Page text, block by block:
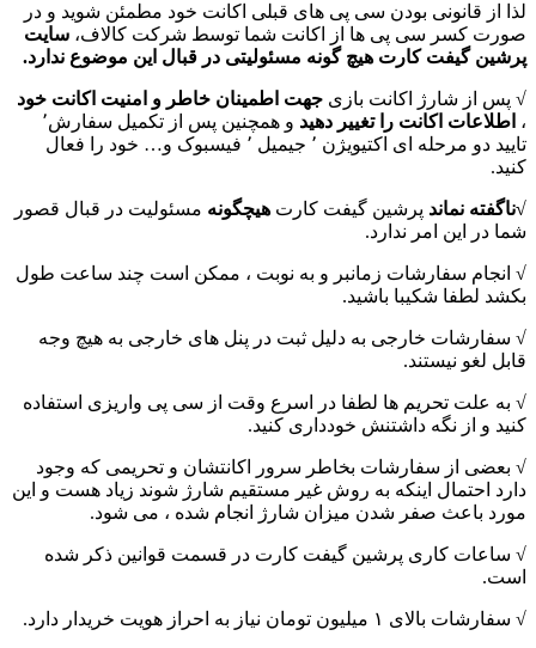
لذا از قانونی بودن سی پی های قبلی اکانت خود مطمئن شوید و در
صورت کسر سی پی ها از اکانت شما توسط شرکت کالاف، سایت
پرشین گیفت کارت هیچ گونه مسئولیتی در قبال این موضوع ندارد.
√ پس از شارژ اکانت بازی جهت اطمینان خاطر و امنیت اکانت خود
، اطلاعات اکانت را تغییر دهید
و همچنین پس از تکمیل سفارش٬
تایید دو مرحله ای اکتیویژن ٬ جیمیل ٬ فیسبوک و… خود را فعال
کنید.
√ناگفته نماند پرشین گیفت کارت هیچگونه مسئولیت در قبال قصور
شما در این امر ندارد.
√ انجام سفارشات زمانبر و به نوبت ، ممکن است چند ساعت طول
بکشد لطفا شکیبا باشید.
√ سفارشات خارجی به دلیل ثبت در پنل های خارجی به هیچ وجه
قابل لغو نیستند.
√ به علت تحریم ها لطفا در اسرع وقت از سی پی واریزی استفاده
کنید و از نگه داشتنش خودداری کنید.
√ بعضی از سفارشات بخاطر سرور اکانتشان و تحریمی که وجود
دارد احتمال اینکه به روش غیر مستقیم شارژ شوند زیاد هست و این
مورد باعث صفر شدن میزان شارژ انجام شده ، می شود.
√ ساعات کاری پرشین گیفت کارت در قسمت قوانین ذکر شده
است.
√ سفارشات بالای ۱ میلیون تومان نیاز به احراز هویت خریدار دارد.